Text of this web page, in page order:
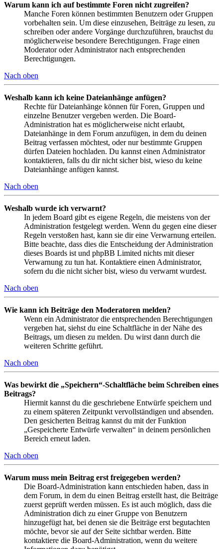
Warum kann ich auf bestimmte Foren nicht zugreifen?
Manche Foren können bestimmten Benutzern oder Gruppen
vorbehalten sein. Um diese einzusehen, Beiträge zu lesen, zu
schreiben oder andere Vorgänge durchzuführen, brauchst du
möglicherweise besondere Berechtigungen. Frage einen
Moderator oder Administrator nach entsprechenden
Berechtigungen.
Nach oben
Weshalb kann ich keine Dateianhänge anfügen?
Rechte für Dateianhänge können für Foren, Gruppen und
einzelne Benutzer vergeben werden. Die Board-
Administration hat es möglicherweise nicht erlaubt,
Dateianhänge in dem Forum anzufügen, in dem du deinen
Beitrag verfassen möchtest, oder nur bestimmte Gruppen
dürfen Dateien hochladen. Du kannst einen Administrator
kontaktieren, falls du dir nicht sicher bist, wieso du keine
Dateianhänge anfügen kannst.
Nach oben
Weshalb wurde ich verwarnt?
In jedem Board gibt es eigene Regeln, die meistens von der
Administration festgelegt werden. Wenn du gegen eine dieser
Regeln verstoßen hast, kann sie dir eine Verwarnung erteilen.
Bitte beachte, dass dies die Entscheidung der Administration
dieses Boards ist und phpBB Limited nichts mit dieser
Verwarnung zu tun hat. Kontaktiere einen Administrator,
sofern du die nicht sicher bist, wieso du verwarnt wurdest.
Nach oben
Wie kann ich Beiträge den Moderatoren melden?
Wenn ein Administrator die entsprechenden Berechtigungen
vergeben hat, siehst du eine Schaltfläche in der Nähe des
Beitrags, um diesen zu melden. Du wirst dann durch die
weiteren Schritte geführt.
Nach oben
Was bewirkt die „Speichern“-Schaltfläche beim Schreiben eines
Beitrags?
Hiermit kannst du die geschriebene Entwürfe speichern und
zu einem späteren Zeitpunkt vervollständigen und absenden.
Den gesicherten Beitrag kannst du mit der Funktion
„Gespeicherte Entwürfe verwalten“ in deinem persönlichen
Bereich erneut laden.
Nach oben
Warum muss mein Beitrag erst freigegeben werden?
Die Board-Administration kann entschieden haben, dass in
dem Forum, in dem du einen Beitrag erstellt hast, die Beiträge
zuerst geprüft werden müssen. Es ist auch möglich, dass die
Administration dich zu einer Gruppe von Benutzern
hinzugefügt hat, bei denen sie die Beiträge erst begutachten
möchte, bevor sie auf der Seite sichtbar werden. Bitte
kontaktiere die Board-Administration, wenn du weitere